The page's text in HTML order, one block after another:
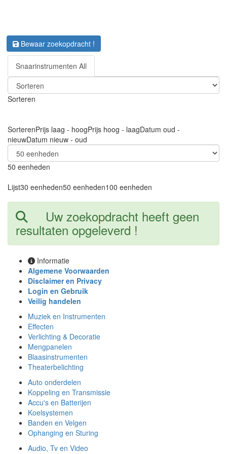
Bewaar zoekopdracht !
Snaarinstrumenten All
Sorteren
SorterenPrijs laag - hoogPrijs hoog - laagDatum oud -
nieuwDatum nieuw - oud
50 eenheden
Lijst30 eenheden50 eenheden100 eenheden
Uw zoekopdracht heeft geen
resultaten opgeleverd !
Informatie
Algemene Voorwaarden
Disclaimer en Privacy
Login en Gebruik
Veilig handelen
Muziek en Instrumenten
Effecten
Verlichting & Decoratie
Mengpanelen
Blaasinstrumenten
Theaterbelichting
Auto onderdelen
Koppeling en Transmissie
Accu's en Batterijen
Koelsystemen
Banden en Velgen
Ophanging en Sturing
Audio, Tv en Video